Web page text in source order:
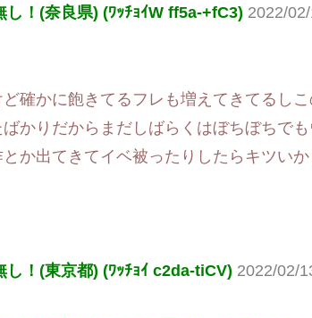
し！(奈良県) (ﾜｯﾁｮｲW ff5a-+fC3) 2022/
確かに飽きてるフレも増えてきてるし
かりだからまだしばらくはぼちぼちで
か出てきてイベ被ったりしたらキツい
し！(東京都) (ﾜｯﾁｮｲ c2da-tiCV) 2022/02/